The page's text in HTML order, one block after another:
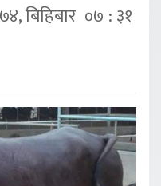
बिहिबार ०७ : ३१